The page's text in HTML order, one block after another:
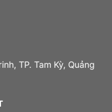
TP. Tam Kỳ, Quảng